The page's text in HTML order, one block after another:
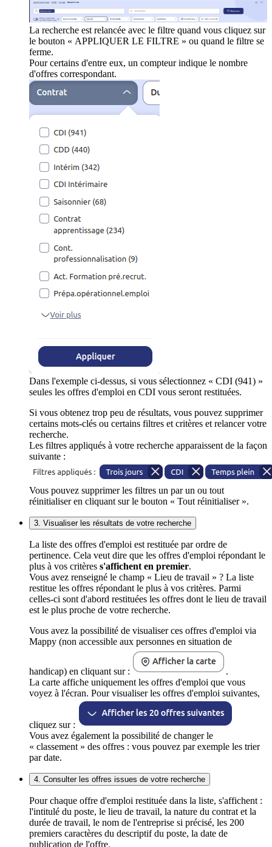
La recherche est relancée avec le filtre quand vous cliquez sur
le bouton « APPLIQUER LE FILTRE » ou quand le filtre se
ferme.
Pour certains d'entre eux, un compteur indique le nombre
d'offres correspondant.
Dans l'exemple ci-dessus, si vous sélectionnez « CDI (941) »
seules les offres d'emploi en CDI vous seront restituées.
Si vous obtenez trop peu de résultats, vous pouvez supprimer
certains mots-clés ou certains filtres et critères et relancer votre
recherche.
Les filtres appliqués à votre recherche apparaissent de la façon
suivante :
Vous pouvez supprimer les filtres un par un ou tout
réinitialiser en cliquant sur le bouton « Tout réinitialiser ».
3. Visualiser les résultats de votre recherche
La liste des offres d'emploi est restituée par ordre de
pertinence. Cela veut dire que les offres d'emploi répondant le
plus à vos critères s'affichent en premier.
Vous avez renseigné le champ « Lieu de travail » ? La liste
restitue les offres répondant le plus à vos critères. Parmi
celles-ci sont d'abord restituées les offres dont le lieu de travail
est le plus proche de votre recherche.
Vous avez la possibilité de visualiser ces offres d'emploi via
Mappy (non accessible aux personnes en situation de
handicap) en cliquant sur :
.
La carte affiche uniquement les offres d'emploi que vous
voyez à l'écran. Pour visualiser les offres d'emploi suivantes,
cliquez sur :
Vous avez également la possibilité de changer le
« classement » des offres : vous pouvez par exemple les trier
par date.
4. Consulter les offres issues de votre recherche
Pour chaque offre d'emploi restituée dans la liste, s'affichent :
l'intitulé du poste, le lieu de travail, la nature du contrat et la
durée de travail, le nom de l'entreprise si précisé, les 200
premiers caractères du descriptif du poste, la date de
publication de l'offre.